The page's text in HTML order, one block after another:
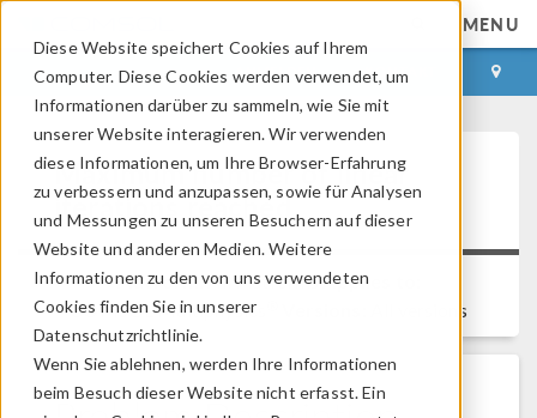
Diese Website speichert Cookies auf Ihrem
Computer. Diese Cookies werden verwendet, um
Informationen darüber zu sammeln, wie Sie mit
unserer Website interagieren. Wir verwenden
diese Informationen, um Ihre Browser-Erfahrung
zu verbessern und anzupassen, sowie für Analysen
und Messungen zu unseren Besuchern auf dieser
Website und anderen Medien. Weitere
Informationen zu den von uns verwendeten
Cookies finden Sie in unserer
Datenschutzrichtlinie.
Wenn Sie ablehnen, werden Ihre Informationen
beim Besuch dieser Website nicht erfasst. Ein
MENU
ANMELDEN KONTAKT
Maximum number of linear
iterations reached
Platform:All PlatformsApplies to:
COMSOL Multiphysics
All versions